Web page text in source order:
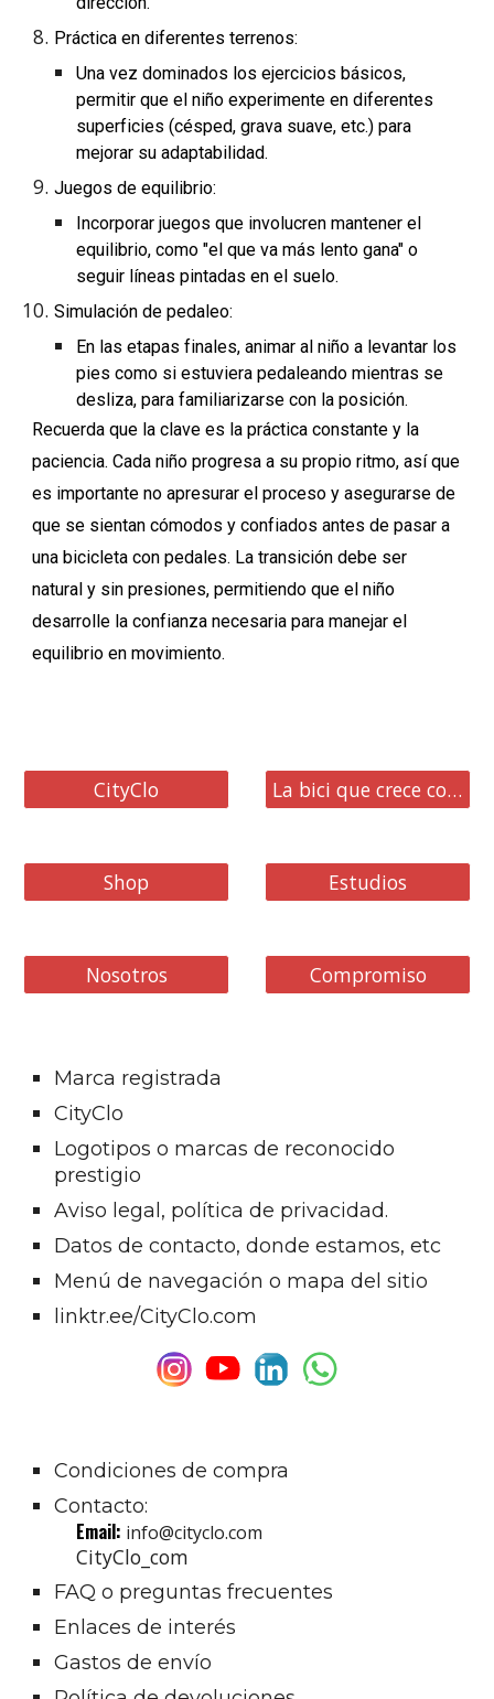
Práctica en diferentes terrenos:
Una vez dominados los ejercicios básicos,
permitir que el niño experimente en diferentes
superficies (césped, grava suave, etc.) para
mejorar su adaptabilidad.
Juegos de equilibrio:
Incorporar juegos que involucren mantener el
equilibrio, como "el que va más lento gana" o
seguir líneas pintadas en el suelo.
Simulación de pedaleo:
En las etapas finales, animar al niño a levantar los
pies como si estuviera pedaleando mientras se
desliza, para familiarizarse con la posición.
Recuerda que la clave es la práctica constante y la
paciencia. Cada niño progresa a su propio ritmo, así que
es importante no apresurar el proceso y asegurarse de
que se sientan cómodos y confiados antes de pasar a
una bicicleta con pedales. La transición debe ser
natural y sin presiones, permitiendo que el niño
desarrolle la confianza necesaria para manejar el
equilibrio en movimiento.
CityClo La bici que crece contigo
Shop Estudios
Nosotros Compromiso
Marca registrada
CityClo
Logotipos o marcas de reconocido
prestigio
Aviso legal, política de privacidad.
Datos de contacto, donde estamos, etc
Menú de navegación o mapa del sitio
linktr.ee/CityClo.com
Condiciones de compra
Contacto:
Email: info@cityclo.com
CityClo_com
FAQ o preguntas frecuentes
Enlaces de interés
Gastos de envío